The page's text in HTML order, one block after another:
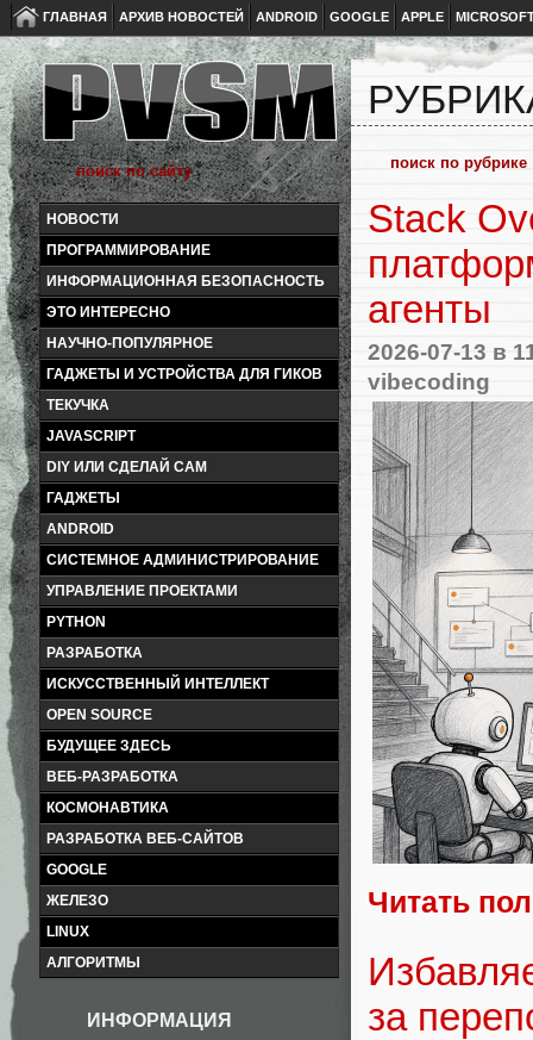
ГЛАВНАЯ АРХИВ НОВОСТЕЙ ANDROID GOOGLE APPLE
НОВОСТИ
ПРОГРАММИРОВАНИЕ
ИНФОРМАЦИОННАЯ БЕЗОПАСНОСТЬ
ЭТО ИНТЕРЕСНО
НАУЧНО-ПОПУЛЯРНОЕ
ГАДЖЕТЫ И УСТРОЙСТВА ДЛЯ ГИКОВ
ТЕКУЧКА
JAVASCRIPT
DIY ИЛИ СДЕЛАЙ САМ
ГАДЖЕТЫ
ANDROID
СИСТЕМНОЕ АДМИНИСТРИРОВАНИЕ
УПРАВЛЕНИЕ ПРОЕКТАМИ
PYTHON
РАЗРАБОТКА
ИСКУССТВЕННЫЙ ИНТЕЛЛЕКТ
OPEN SOURCE
БУДУЩЕЕ ЗДЕСЬ
ВЕБ-РАЗРАБОТКА
КОСМОНАВТИКА
РАЗРАБОТКА ВЕБ-САЙТОВ
GOOGLE
ЖЕЛЕЗО
LINUX
АЛГОРИТМЫ
ИНФОРМАЦИЯ
Stack
агенты
2026-07-13 в
vibecoding
Читать
за